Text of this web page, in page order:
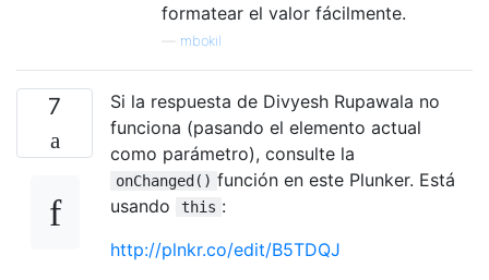
formatear el valor fácilmente.
mbokil
7
Si la respuesta de Divyesh Rupawala no
funciona (pasando el elemento actual
como parámetro), consulte la
onChanged() función en este Plunker. Está
usando
this :
http://plnkr.co/edit/B5TDQJ